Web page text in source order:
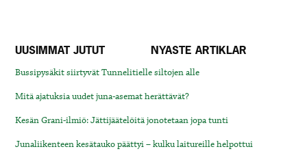
UUSIMMAT JUTUT NYASTE ARTIKLAR
Bussipysäkit siirtyvät Tunnelitielle siltojen alle
Mitä ajatuksia uudet juna-asemat herättävät?
Kesän Grani-ilmiö: Jättijäätelöitä jonotetaan jopa tunti
Junaliikenteen kesätauko päättyi – kulku laitureille helpottui